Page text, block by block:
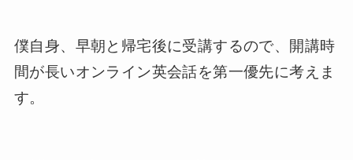
僕自身、早朝と帰宅後に受講するので、開講時
間が長いオンライン英会話を第一優先に考えま
す。